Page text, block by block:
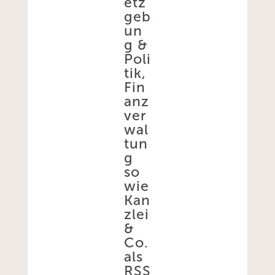
geb
un
g &
Poli
tik,
Fin
anz
ver
wal
tun
g
so
wie
Kan
zlei
&
Co.
als
RSS